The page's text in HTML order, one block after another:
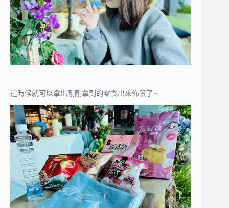
這時候就可以拿出剛剛拿到的零食出來佈景了~